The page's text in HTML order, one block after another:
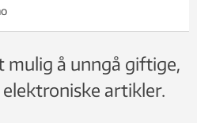
mulig å unngå giftige,
artikler.